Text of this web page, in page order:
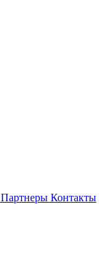
Партнеры Контакты